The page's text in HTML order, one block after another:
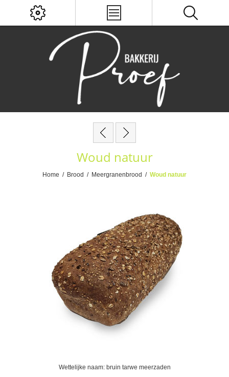
Woud natuur
Home / Brood / Meergranenbrood / Woud natuur
Wettelijke naam: bruin tarwe meerzaden